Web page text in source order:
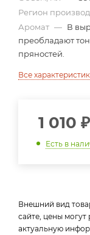
Регион
Аромат — В
преобладают
пряностей.
Все
1 010 ₽
Есть в
Внешний вид
сайте, цены могут
актуальную